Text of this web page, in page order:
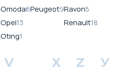
Omoda6
Opel13
Oting1
Peugeot9Ravon5
Renault18
V X Z У